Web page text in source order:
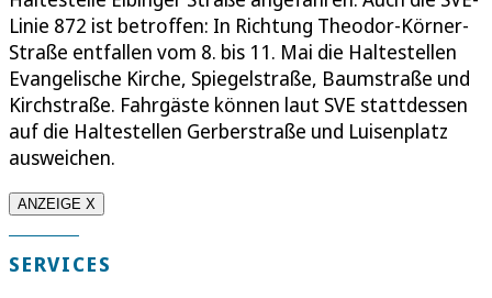
Linie 872 ist betroffen: In Richtung Theodor-Körner-
Straße entfallen vom 8. bis 11. Mai die Haltestellen
Evangelische Kirche, Spiegelstraße, Baumstraße und
Kirchstraße. Fahrgäste können laut SVE stattdessen
auf die Haltestellen Gerberstraße und Luisenplatz
ausweichen.
ANZEIGE X
SERVICES